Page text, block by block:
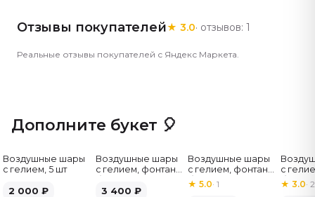
количеством цветов и оттенком — каталог большой.
Отзывы покупателей★ 3.0· отзывов: 1
Реальные отзывы покупателей с Яндекс Маркета.
Дополните букет 🎈
Воздушные шары
с гелием, 5 шт
2 000 ₽
Воздушные шары
с гелием, фонтан,
шт
3 400 ₽
Воздушные шары
с гелием, фонтан,
бело-розовые, 7
шт
★5.0·1
с
бело-
★ 3.0· 2